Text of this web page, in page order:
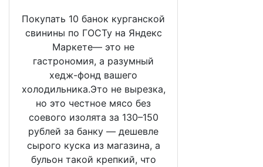
Покупать 10 банок курганской
свинины по ГОСТу на Яндекс
Маркете— это не
гастрономия, а разумный
хедж-фонд вашего
холодильника.Это не вырезка,
но это честное мясо без
соевого изолята за 130–150
рублей за банку — дешевле
сырого куска из магазина, а
бульон такой крепкий, что